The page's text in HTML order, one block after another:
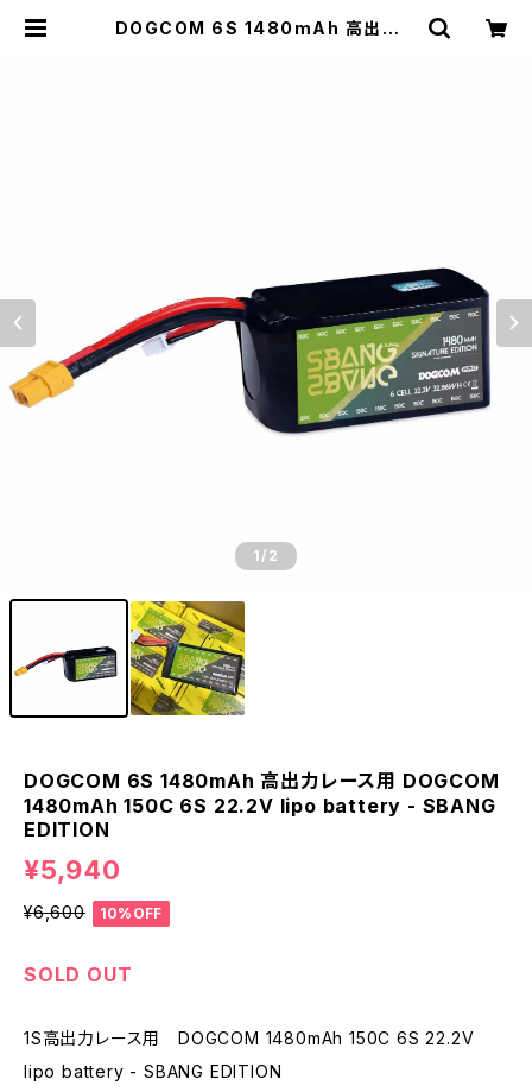
DOGCOM 6S 1480mAh 高出力レ
1/2
DOGCOM 6S 1480mAh 高出力レース用 DOGCOM
1480mAh 150C 6S 22.2V lipo battery - SBANG
EDITION
¥5,940
¥6,600 10%OFF
SOLD OUT
1S高出力レース用 DOGCOM 1480mAh 150C 6S 22.2V
lipo battery - SBANG EDITION